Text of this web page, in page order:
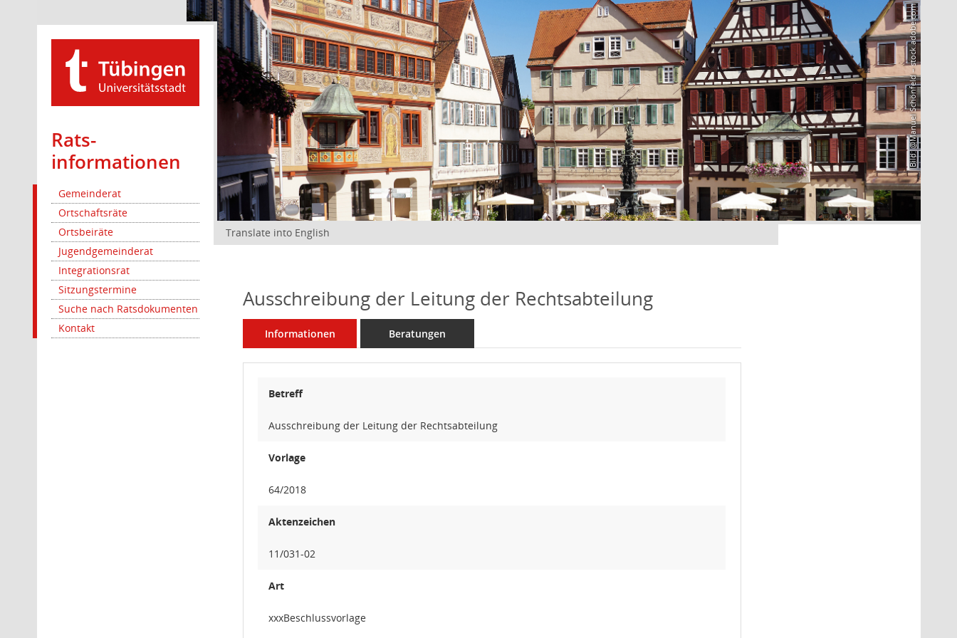
Rats­
informationen
Gemeinderat
Ortschaftsräte
Ortsbeiräte
Jugendgemeinderat
Integrationsrat
Sitzungstermine
Suche nach Ratsdokumenten
Kontakt
Bild: @Manuel Schönfeld – stock.adobe.com
Translate into English
Ausschreibung der Leitung der Rechtsabteilung
Informationen Beratungen
Betreff
Ausschreibung der Leitung der Rechtsabteilung
Vorlage
64/2018
Aktenzeichen
11/031-02
Art
xxxBeschlussvorlage